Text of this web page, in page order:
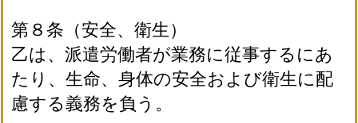
第８条（安全、衛生）
乙は、派遣労働者が業務に従事するにあ
たり、生命、身体の安全および衛生に配
慮する義務を負う。